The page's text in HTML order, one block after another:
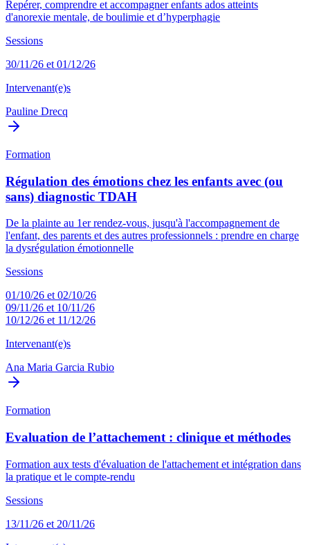
Repérer, comprendre et accompagner enfants ados atteints
d'anorexie mentale, de boulimie et d’hyperphagie
Sessions
30/11/26 et 01/12/26
Intervenant(e)s
Pauline Drecq
Formation
Régulation des émotions chez les enfants avec (ou
sans) diagnostic TDAH
De la plainte au 1er rendez-vous, jusqu'à l'accompagnement de
l'enfant, des parents et des autres professionnels : prendre en charge
la dysrégulation émotionnelle
Sessions
01/10/26 et 02/10/26
09/11/26 et 10/11/26
10/12/26 et 11/12/26
Intervenant(e)s
Ana Maria Garcia Rubio
Formation
Evaluation de l’attachement : clinique et méthodes
Formation aux tests d'évaluation de l'attachement et intégration dans
la pratique et le compte-rendu
Sessions
13/11/26 et 20/11/26